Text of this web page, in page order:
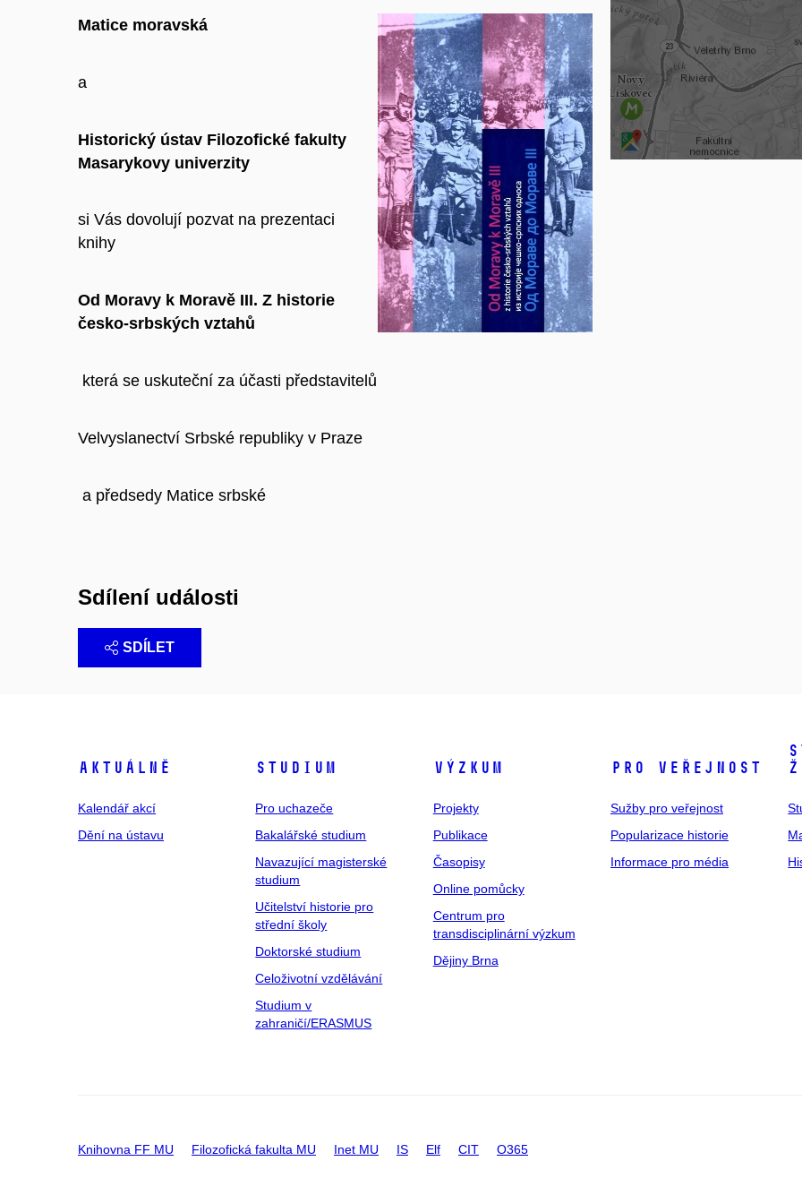
Matice moravská
a
Historický ústav Filozofické fakulty
Masarykovy univerzity
si Vás dovolují pozvat na prezentaci
knihy
Od Moravy k Moravě III. Z historie
česko-srbských vztahů
která se uskuteční za účasti představitelů
Velvyslanectví Srbské republiky v Praze
a předsedy Matice srbské
Sdílení události
SDÍLET
Aktuálně
Kalendář akcí
Dění na ústavu
Studium
Pro uchazeče
Bakalářské studium
Navazující magisterské
studium
Učitelství historie pro
střední školy
Doktorské studium
Celoživotní vzdělávání
Studium v
zahraničí/ERASMUS
Výzkum
Projekty
Publikace
Časopisy
Online pomůcky
Centrum pro
transdisciplinární výzkum
Dějiny Brna
Pro veřejnost
Sužby pro veřejnost
Popularizace historie
Informace pro média
Knihovna FF MU Filozofická fakulta MU Inet MU IS Elf CIT O365